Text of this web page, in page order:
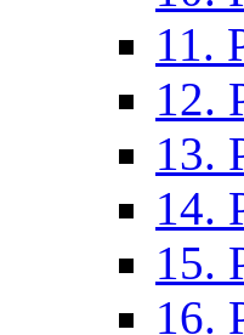
11.
12.
13.
14.
15.
16.